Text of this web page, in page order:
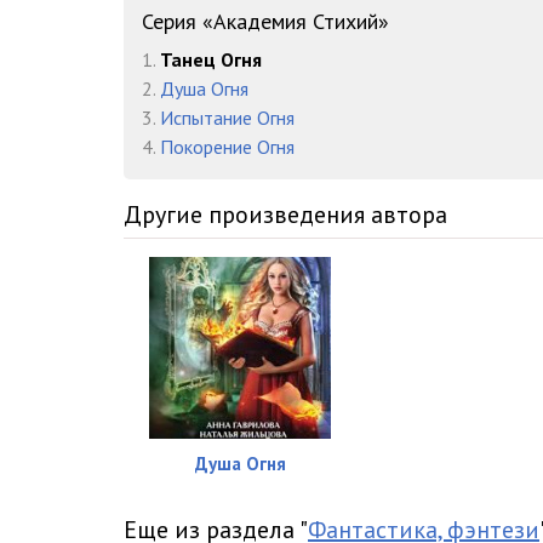
016
017
018
019
020
021
022
023
024
Серия «Академия Стихий»
1. Танец Огня
2. Душа Огня
3. Испытание Огня
4. Покорение Огня
Другие произведения автора
Душа Огня
Еще из раздела "Фантастика, фэнтези